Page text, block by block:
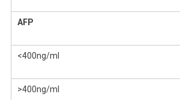
AFP
<400ng/ml
>400ng/ml